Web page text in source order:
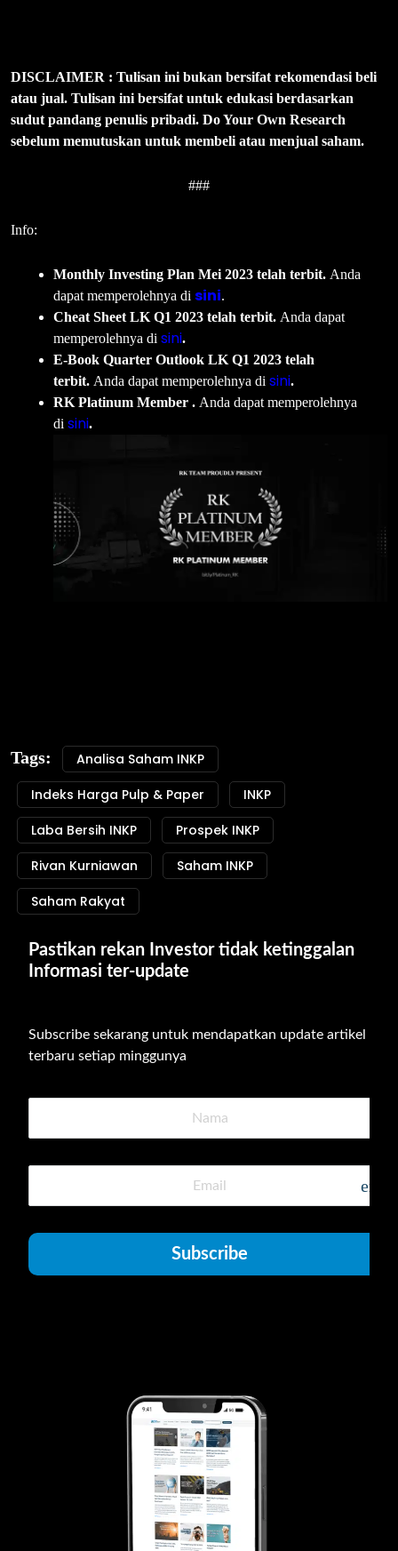
DISCLAIMER : Tulisan ini bukan bersifat rekomendasi beli
atau jual. Tulisan ini bersifat untuk edukasi berdasarkan
sudut pandang penulis pribadi. Do Your Own Research
sebelum memutuskan untuk membeli atau menjual saham.
###
Info:
Monthly Investing Plan Mei 2023 telah terbit. Anda
dapat memperolehnya di sini.
Cheat Sheet LK Q1 2023 telah terbit. Anda dapat
memperolehnya di sini.
E-Book Quarter Outlook LK Q1 2023 telah
terbit. Anda dapat memperolehnya di sini.
RK Platinum Member . Anda dapat memperolehnya
di sini.
Tags:
Analisa Saham INKP
Indeks Harga Pulp & Paper
INKP
Laba Bersih INKP
Prospek INKP
Rivan Kurniawan
Saham INKP
Saham Rakyat
Pastikan rekan Investor tidak ketinggalan
Informasi ter-update
Subscribe sekarang untuk mendapatkan update artikel
terbaru setiap minggunya
Subscribe